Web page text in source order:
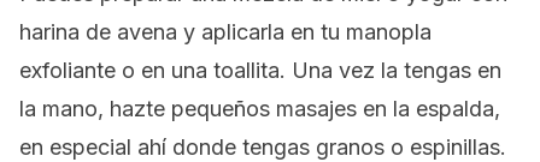
harina de avena y aplicarla en tu manopla
exfoliante o en una toallita. Una vez la tengas en
la mano, hazte pequeños masajes en la espalda,
en especial ahí donde tengas granos o espinillas.